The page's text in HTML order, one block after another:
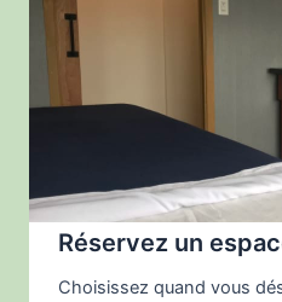
Réservez un
Choisissez quand vous